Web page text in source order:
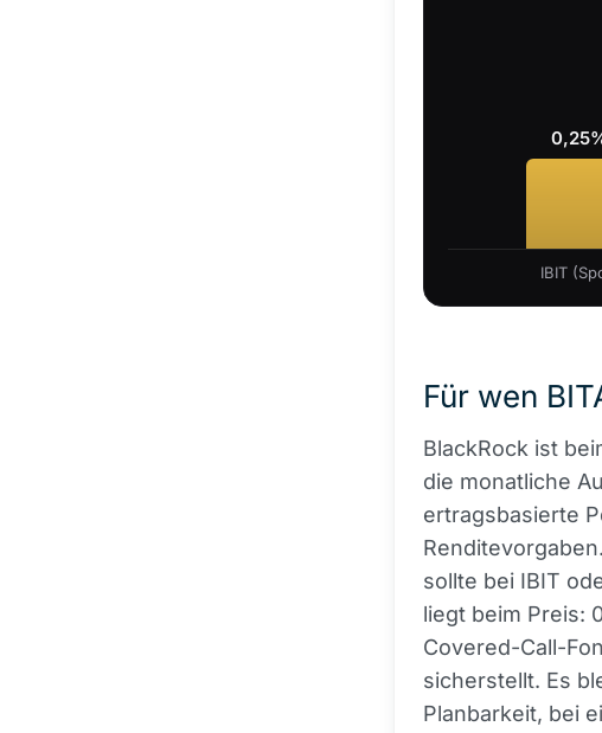
IBIT
Für wen
BlackRock ist
die monatliche
ertragsbasierte
sollte bei IBIT
liegt beim Preis:
Covered-Call-
sicherstellt. Es
Planbarkeit, bei